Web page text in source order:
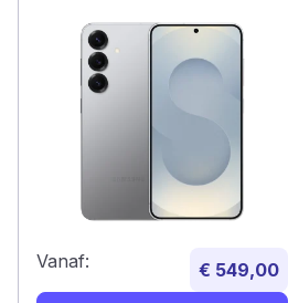
Vanaf: € 549,00